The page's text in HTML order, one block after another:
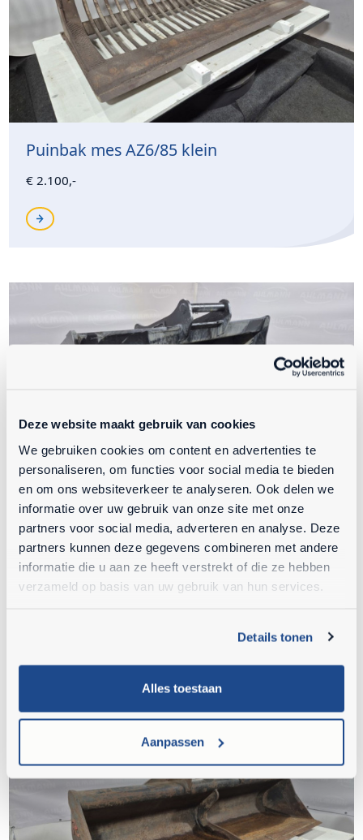
Deze website maakt gebruik van cookies
We gebruiken cookies om content en advertenties te
personaliseren, om functies voor social media te bieden
en om ons websiteverkeer te analyseren. Ook delen we
informatie over uw gebruik van onze site met onze
partners voor social media, adverteren en analyse. Deze
partners kunnen deze gegevens combineren met andere
informatie die u aan ze heeft verstrekt of die ze hebben
verzameld op basis van uw gebruik van hun services.
Details tonen
Alles toestaan
Aanpassen
Puinbak mes AZ6/85 klein
€ 2.100,-
Slotenbak B=1500 S45 GB08 Engcon